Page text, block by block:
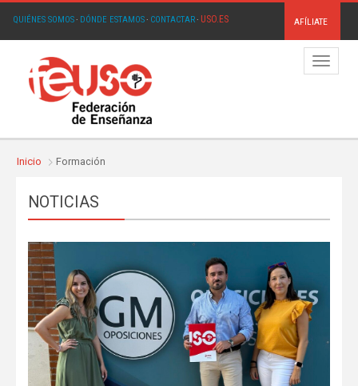
QUIÉNES SOMOS· DÓNDE ESTAMOS· CONTACTAR· USO.ES AFÍLIATE
Menú
Inicio Formación
NOTICIAS